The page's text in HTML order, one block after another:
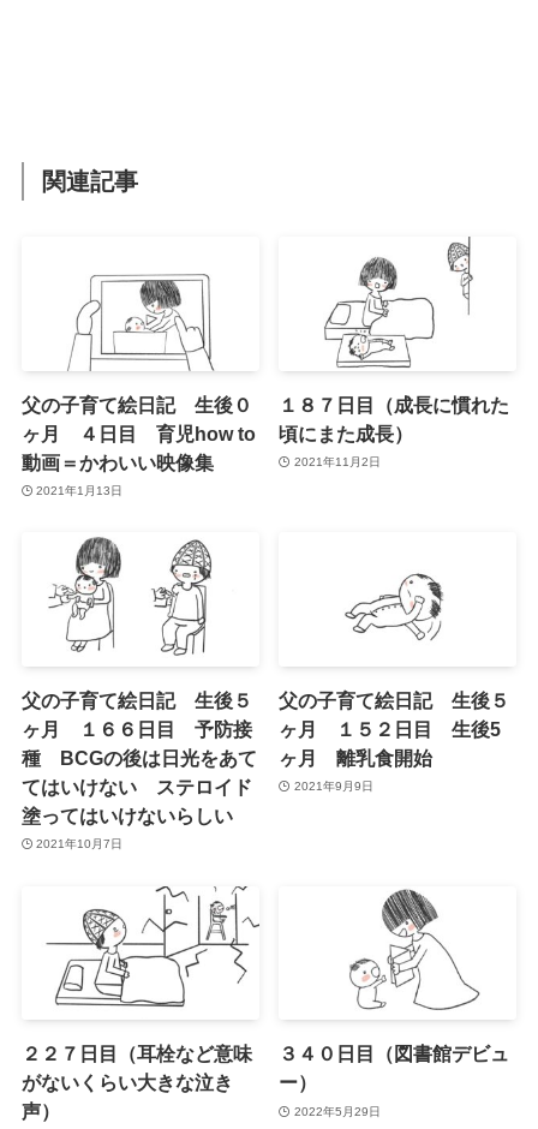
関連記事
父の子育て絵日記 生後０
ヶ月 ４日目 育児how to
動画＝かわいい映像集
2021年1月13日
１８７日目（成長に慣れた
頃にまた成長）
2021年11月2日
父の子育て絵日記 生後５
ヶ月 １６６日目 予防接
種 BCGの後は日光をあて
てはいけない ステロイド
塗ってはいけないらしい
2021年10月7日
父の子育て絵日記 生後５
ヶ月 １５２日目 生後5
ヶ月 離乳食開始
2021年9月9日
２２７日目（耳栓など意味
がないくらい大きな泣き
声）
３４０日目（図書館デビュ
ー）
2022年5月29日